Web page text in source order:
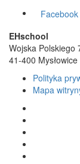
Facebook
EHschool
Wojska Polskiego
41-400 Mysłowice
Polityka
Mapa